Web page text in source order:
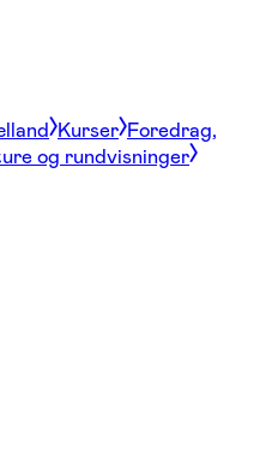
Kurser Foredrag,
og rundvisninger